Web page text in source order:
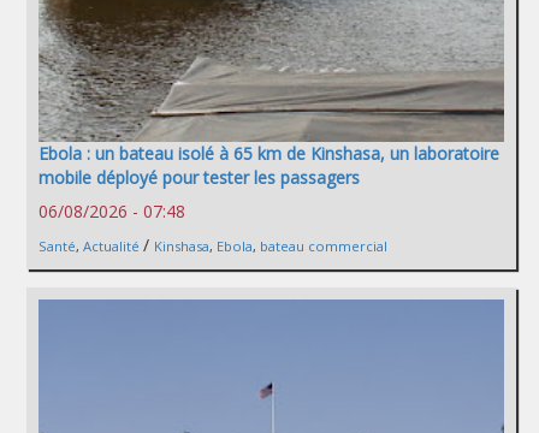
Ebola : un bateau isolé à 65 km de Kinshasa, un laboratoire
mobile déployé pour tester les passagers
06/08/2026 - 07:48
Santé, Actualité / Kinshasa, Ebola, bateau commercial